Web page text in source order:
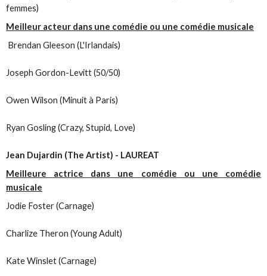
femmes)
Meilleur acteur dans une comédie ou une comédie musicale
Brendan Gleeson (L'Irlandais)
Joseph Gordon-Levitt (50/50)
Owen Wilson (Minuit à Paris)
Ryan Gosling (Crazy, Stupid, Love)
Jean Dujardin (The Artist) - LAUREAT
Meilleure actrice dans une comédie ou une comédie
musicale
Jodie Foster (Carnage)
Charlize Theron (Young Adult)
Kate Winslet (Carnage)